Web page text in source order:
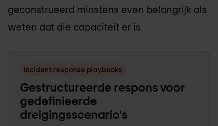
geconstrueerd minstens even belangrijk als
weten dat die capaciteit er is.
Incident response playbooks
Gestructureerde respons voor
gedefinieerde
dreigingsscenario's